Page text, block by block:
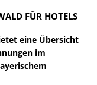
FÜR HOTELS
eine Übersicht
im